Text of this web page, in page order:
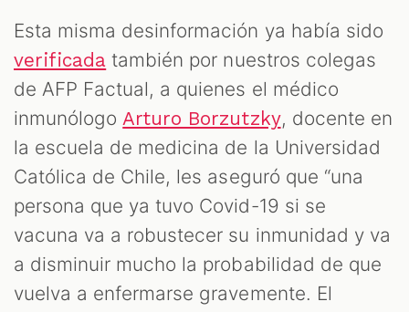
Esta misma desinformación ya había sido
verificada también por nuestros colegas
de AFP Factual, a quienes el médico
inmunólogoArturo Borzutzky, docente en
la escuela de medicina de la Universidad
Católica de Chile, les aseguró que “una
persona que ya tuvo Covid-19 si se
vacuna va a robustecer su inmunidad y va
a disminuir mucho la probabilidad de que
vuelva a enfermarse gravemente. El